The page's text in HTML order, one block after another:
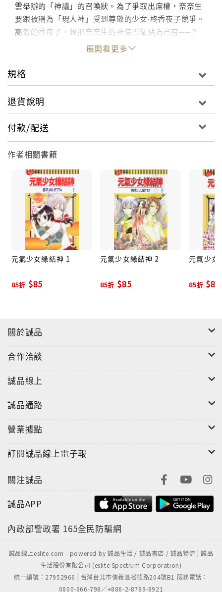
雲舉辦的「神議」的召喚狀。為了爭取出席權，奈奈生
要跟被稱為「現人神」受到尊敬的少女‧柊香夜子競爭。
高傲的香夜子，想把奈奈生的神使巴衛佔為己有──？
展開看更多
規格
退貨說明
付款/配送
作者相關書籍
元氣少女緣結神 1
85折 $85
元氣少女緣結神 2
85折 $85
元氣少女
85折 $85
關於誠品
合作洽談
誠品線上
誠品通路
營業據點
訂閱誠品線上電子報
關注誠品
誠品APP
內政部警政署 165全民防騙網
誠品線上eslite.com - powered by 誠品生活 / 誠品書店 / 誠品物流 | 誠品
生活股份有限公司 (eslite Spectrum Corporation)
統一編號：27952966 | 台灣台北市信義區松德路204號B1 服務電話：
0800-666-798／+886-2-8789-8921